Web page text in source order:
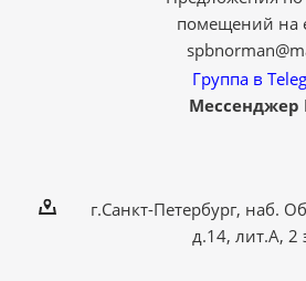
помещений на
Группа в
Мессенджер
г.Санкт-Петербург, наб.
д.14, лит.А, 2